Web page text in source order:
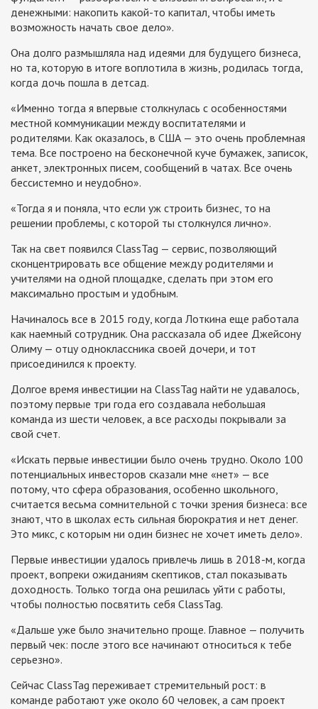
денежными: накопить какой-то капитал, чтобы иметь
возможность начать свое дело».
Она долго размышляла над идеями для будущего бизнеса,
но та, которую в итоге воплотила в жизнь, родилась тогда,
когда дочь пошла в детсад.
«Именно тогда я впервые столкнулась с особенностями
местной коммуникации между воспитателями и
родителями. Как оказалось, в США — это очень проблемная
тема. Все построено на бесконечной куче бумажек, записок,
анкет, электронных писем, сообщений в чатах. Все очень
бессистемно и неудобно».
«Тогда я и поняла, что если уж строить бизнес, то на
решении проблемы, с которой ты столкнулся лично».
Так на свет появился ClassTag — сервис, позволяющий
сконцентрировать все общение между родителями и
учителями на одной площадке, сделать при этом его
максимально простым и удобным.
Начиналось все в 2015 году, когда Лоткина еще работала
как наемный сотрудник. Она рассказала об идее Джейсону
Олиму — отцу одноклассника своей дочери, и тот
присоединился к проекту.
Долгое время инвестиции на ClassTag найти не удавалось,
поэтому первые три года его создавала небольшая
команда из шести человек, а все расходы покрывали за
свой счет.
«Искать первые инвестиции было очень трудно. Около 100
потенциальных инвесторов сказали мне «нет» — все
потому, что сфера образования, особенно школьного,
считается весьма сомнительной с точки зрения бизнеса: все
знают, что в школах есть сильная бюрократия и нет денег.
Это микс, с которым ни один бизнес не хочет иметь дело».
Первые инвестиции удалось привлечь лишь в 2018-м, когда
проект, вопреки ожиданиям скептиков, стал показывать
доходность. Только тогда она решилась уйти с работы,
чтобы полностью посвятить себя ClassTag.
«Дальше уже было значительно проще. Главное — получить
первый чек: после этого все начинают относиться к тебе
серьезно».
Сейчас ClassTag переживает стремительный рост: в
команде работают уже около 60 человек, а сам проект